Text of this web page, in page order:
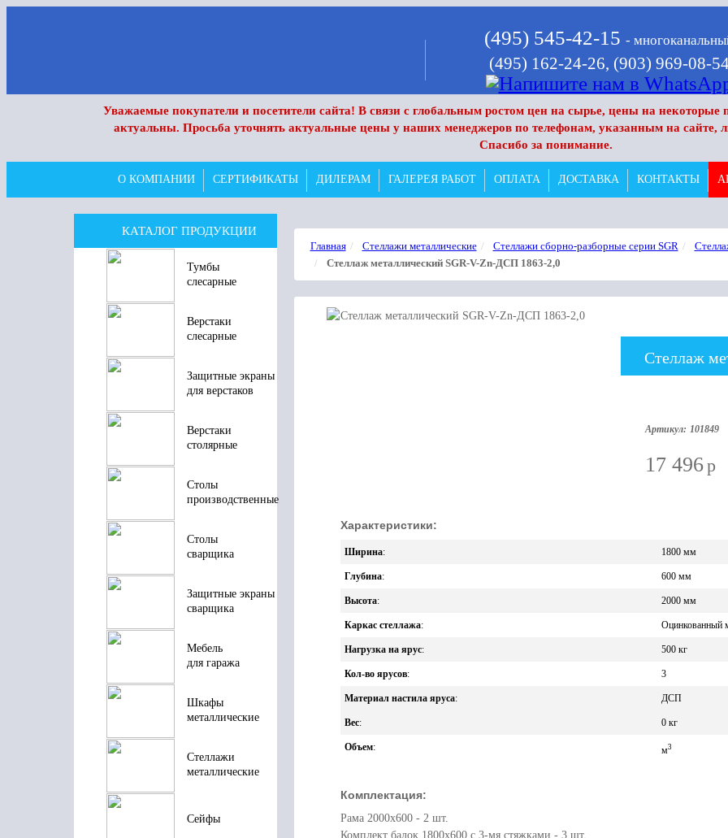
(495) 545-42-15 -
(495) 162-24-26, (903) 969-08-
Уважаемые покупатели и посетители сайта! В связи с глобальным ростом цен на сырье, цены на некоторые
актуальны. Просьба уточнять актуальные цены у наших менеджеров по телефонам, указанным на сайте,
Спасибо за понимание.
О КОМПАНИИ СЕРТИФИКАТЫ ДИЛЕРАМ ГАЛЕРЕЯ РАБОТ ОПЛАТА ДОСТАВКА КОНТАКТЫ
КАТАЛОГ ПРОДУКЦИИ
Тумбы
слесарные
Верстаки
слесарные
Защитные экраны
для верстаков
Верстаки
столярные
Столы
производственные
Столы
сварщика
Защитные экраны
сварщика
Мебель
для гаража
Шкафы
металлические
Стеллажи
металлические
Сейфы
Главная Стеллажи металлические Стеллажи сборно-разборные серии SGR
Стеллаж металлический SGR-V-Zn-ДСП 1863-2,0
Стеллаж
Артикул: 101849
17 496p
Характеристики:
Ширина: 1800 мм
Глубина: 600 мм
Высота: 2000 мм
Каркас стеллажа: Оцинкованный
Нагрузка на ярус: 500 кг
Кол-во ярусов: 3
Материал настила яруса: ДСП
Вес: 0 кг
Объем: м3
Комплектация:
Рама 2000х600 - 2 шт.
Комплект балок 1800х600 с 3-мя стяжками - 3 шт.